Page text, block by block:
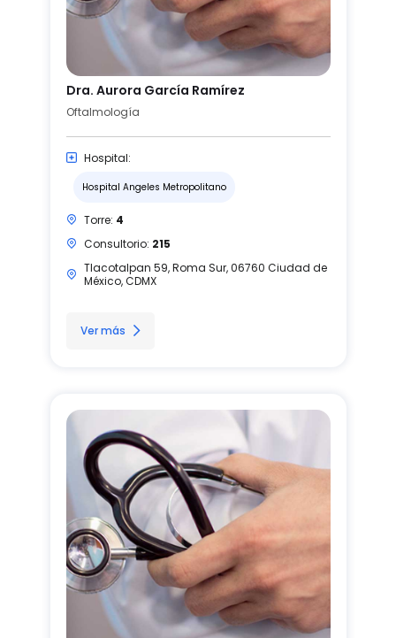
Dra. Aurora García Ramírez
Oftalmología
Hospital:
Hospital Angeles Metropolitano
Torre: 4
Consultorio: 215
Tlacotalpan 59, Roma Sur, 06760 Ciudad de
México, CDMX
Ver más